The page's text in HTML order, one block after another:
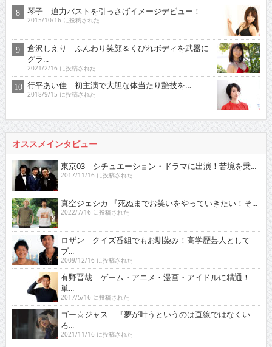
琴子 迫力バストを引っさげイメージデビュー！
2015/10/16 に投稿された
倉沢しえり ふんわり笑顔＆くびれボディを武器に
グラ...
2021/2/16 に投稿された
行平あい佳 初主演で大胆な体当たり艶技を…
2018/9/15 に投稿された
オススメインタビュー
東京03 シチュエーション・ドラマに出演！苦境を乗...
2017/11/16 に投稿された
真空ジェシカ 『死ぬまでお笑いをやっていきたい！そ...
2022/7/16 に投稿された
ロザン クイズ番組でもお馴染み！高学歴芸人として
ブ...
2009/12/16 に投稿された
有野晋哉 ゲーム・アニメ・漫画・アイドルに精通！
単...
2017/5/16 に投稿された
ゴー☆ジャス 『夢が叶うというのは直線ではなくい
ろ...
2021/11/16 に投稿された